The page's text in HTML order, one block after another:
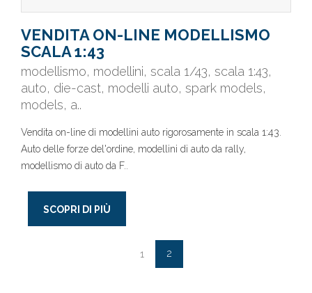
VENDITA ON-LINE MODELLISMO
SCALA 1:43
modellismo, modellini, scala 1/43, scala 1:43,
auto, die-cast, modelli auto, spark models,
models, a..
Vendita on-line di modellini auto rigorosamente in scala 1:43.
Auto delle forze del'ordine, modellini di auto da rally,
modellismo di auto da F..
SCOPRI DI PIÙ
1 2